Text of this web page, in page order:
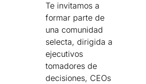
Te invitamos a
formar parte de
una comunidad
selecta, dirigida a
ejecutivos
tomadores de
decisiones, CEOs